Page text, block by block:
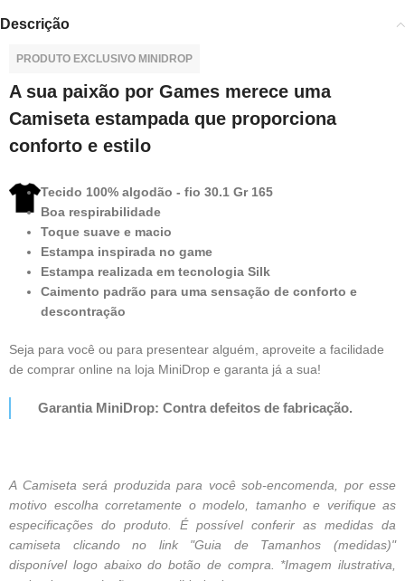
Descrição
PRODUTO EXCLUSIVO MINIDROP
A sua paixão por Games merece uma
Camiseta estampada que proporciona
conforto e estilo
Tecido 100% algodão - fio 30.1 Gr 165
Boa respirabilidade
Toque suave e macio
Estampa inspirada no game
Estampa realizada em tecnologia Silk
Caimento padrão para uma sensação de conforto e
descontração
Seja para você ou para presentear alguém, aproveite a facilidade
de comprar online na loja MiniDrop e garanta já a sua!
Garantia MiniDrop: Contra defeitos de fabricação.
A Camiseta será produzida para você sob-encomenda, por esse
motivo escolha corretamente o modelo, tamanho e verifique as
especificações do produto. É possível conferir as medidas da
camiseta clicando no link "Guia de Tamanhos (medidas)"
disponível logo abaixo do botão de compra. *Imagem ilustrativa,